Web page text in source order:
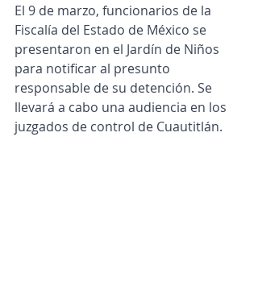
El 9 de marzo, funcionarios de la
Fiscalía del Estado de México se
presentaron en el Jardín de Niños
para notificar al presunto
responsable de su detención. Se
llevará a cabo una audiencia en los
juzgados de control de Cuautitlán.